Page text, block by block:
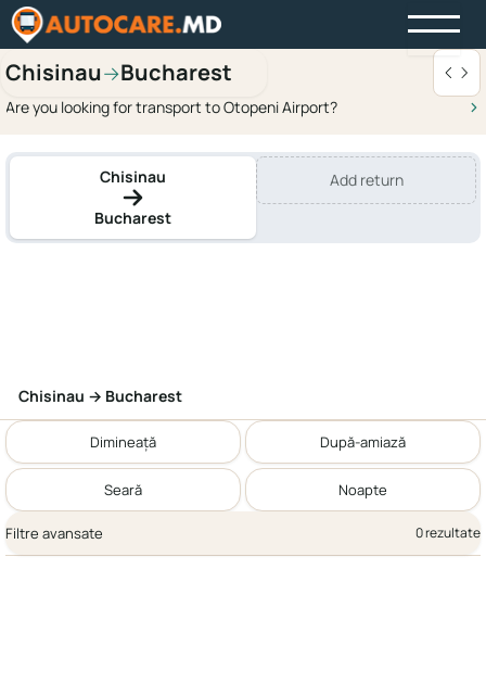
Chisinau→Bucharest
Are you looking for transport to Otopeni Airport?
Chisinau
Bucharest
Add return
Chisinau → Bucharest
Dimineață După-amiază
Seară Noapte
Filtre avansate 0 rezultate